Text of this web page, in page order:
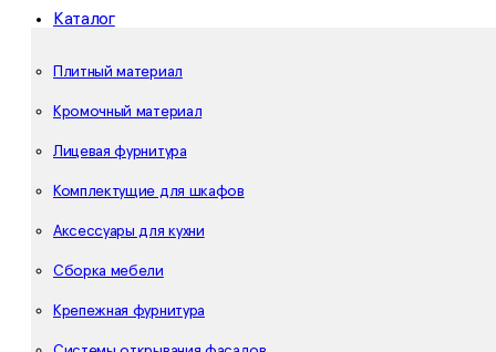
Каталог
Плитный материал
Кромочный материал
Лицевая фурнитура
Комплектущие для шкафов
Аксессуары для кухни
Сборка мебели
Крепежная фурнитура